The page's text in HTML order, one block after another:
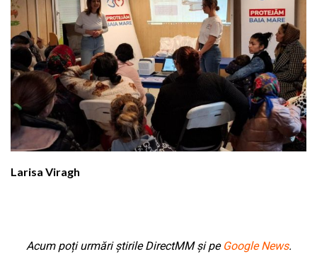
Larisa Viragh
Acum poți urmări știrile DirectMM și pe Google News.